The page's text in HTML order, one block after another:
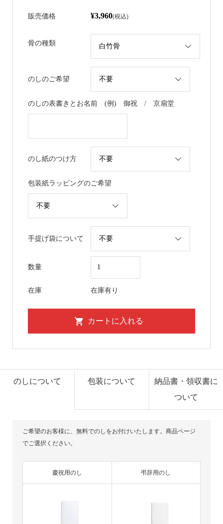
販売価格 ¥3,960(税込)
骨の種類
のしのご希望
のしの表書きとお名前 (例) 御祝 / 京扇堂
のし紙のつけ方
包装紙ラッピングのご希望
手提げ袋について
数量
在庫 在庫有り
のしについて 包装について
納品書・領収書に
ついて
ご希望のお客様に、無料でのしをお付けいたします。商品ページ
でご選択ください。
慶祝用のし 弔辞用のし